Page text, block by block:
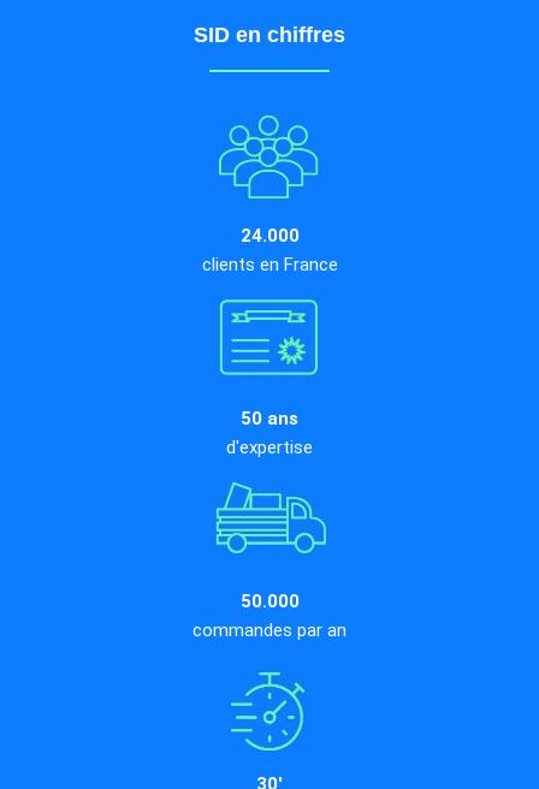
SID en chiffres
24.000
clients en France
50 ans
d'expertise
50.000
commandes par an
30'